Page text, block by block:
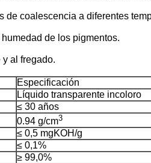
de coalescencia a diferentes
de los pigmentos.
al fregado.
Especificación
Líquido transparente incoloro
≤ 30 años
0.94 g/cm3
≤ 0,5 mgKOH/g
≤ 0,1%
≥ 99,0%